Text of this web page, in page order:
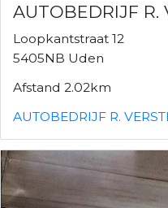
AUTOBEDRIJF R.
Loopkantstraat 12
5405NB Uden
Afstand 2.02km
AUTOBEDRIJF R.